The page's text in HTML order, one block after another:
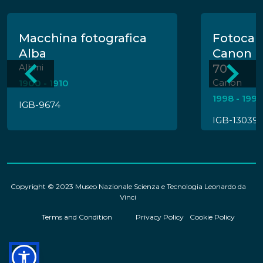
Macchina fotografica
Alba
Albini
1900 - 1910
IGB-9674
Canon
70
Canon
1998 - 1999
IGB-13039
Copyright © 2023 Museo Nazionale Scienza e Tecnologia Leonardo da
Vinci
Terms and Condition Privacy Policy Cookie Policy